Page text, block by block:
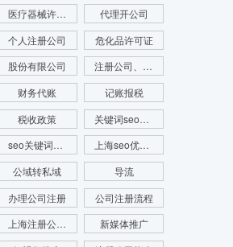
医疗器械许可证代办
代理开公司
个人注册公司
危化品许可证
股份有限公司
注册公司、代理记账、注册财税公司、财务服务
财务代账
记账报税
税收政策
关键词seo优化
seo关键词优化费用
上海seo优化公司
公域转私域
导流
办理公司注册
公司注册流程
上海注册公司流程
新媒体推广